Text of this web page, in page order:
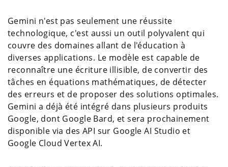
Gemini n'est pas seulement une réussite
technologique, c'est aussi un outil polyvalent qui
couvre des domaines allant de l'éducation à
diverses applications. Le modèle est capable de
reconnaître une écriture illisible, de convertir des
tâches en équations mathématiques, de détecter
des erreurs et de proposer des solutions optimales.
Gemini a déjà été intégré dans plusieurs produits
Google, dont Google Bard, et sera prochainement
disponible via des API sur Google AI Studio et
Google Cloud Vertex AI.